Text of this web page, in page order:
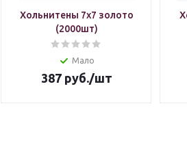
Хольнитены 7х7 золото
(2000шт)
Мало
387руб./шт